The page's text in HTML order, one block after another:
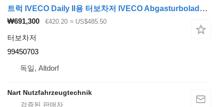
트럭 IVECO Daily II용 터보차저 IVECO Abgasturbolader Turbo Charger 99450703
₩691,300 €420.20 ≈ US$485.50
터보차저
99450703
독일, Altdorf
Nart Nutzfahrzeugtechnik